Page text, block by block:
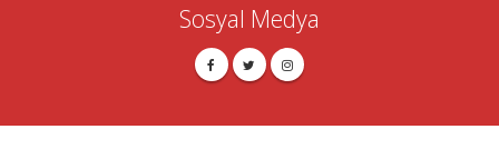
Sosyal Medya